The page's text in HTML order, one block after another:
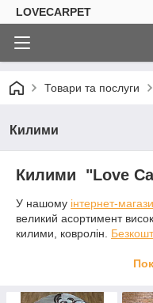
LOVECARPET
Товари та послуги
Килими
Килими "Love
У нашому інтернет-
великий асортимент
килими, ковролін.
товарний ряд. У нас
замовлення килими на